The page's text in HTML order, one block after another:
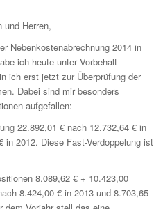
und Herren,
Nebenkostenabrechnung 2014 in
ich heute unter Vorbehalt
ich erst jetzt zur Überprüfung der
Dabei sind mir besonders
aufgefallen:
22.892,01 € nach 12.732,64 € in
in 2012. Diese Fast-Verdoppelung ist
8.089,62 € + 10.423,00
8.424,00 € in 2013 und 8.703,65